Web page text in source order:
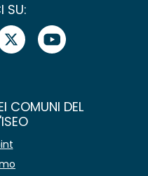
SU:
COMUNI DEL